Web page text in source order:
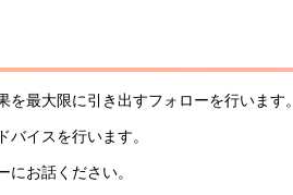
最大限に引き出すフォローを行います。
イスを行います。
お話ください。